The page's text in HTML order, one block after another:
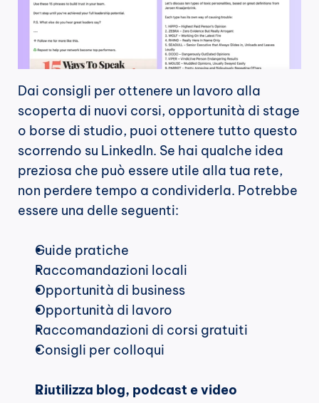
Dai consigli per ottenere un lavoro alla
scoperta di nuovi corsi, opportunità di stage
o borse di studio, puoi ottenere tutto questo
scorrendo su LinkedIn. Se hai qualche idea
preziosa che può essere utile alla tua rete,
non perdere tempo a condividerla. Potrebbe
essere una delle seguenti:
Guide pratiche
Raccomandazioni locali
Opportunità di business
Opportunità di lavoro
Raccomandazioni di corsi gratuiti
Consigli per colloqui
Riutilizza blog, podcast e video